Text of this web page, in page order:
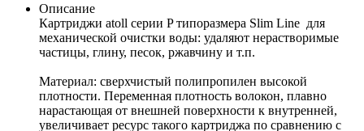
Описание
Картриджи atoll серии P типоразмера Slim Line для
механической очистки воды: удаляют нерастворимые
частицы, глину, песок, ржавчину и т.п.
Материал: сверхчистый полипропилен высокой
плотности. Переменная плотность волокон, плавно
нарастающая от внешней поверхности к внутренней,
увеличивает ресурс такого картриджа по сравнению с